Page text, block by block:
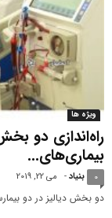
ویژه ها
راه‌اندازی دو
بیماری‌های...
بنیاد- می 22, 2019 0
دو بخش دیالیز در دو